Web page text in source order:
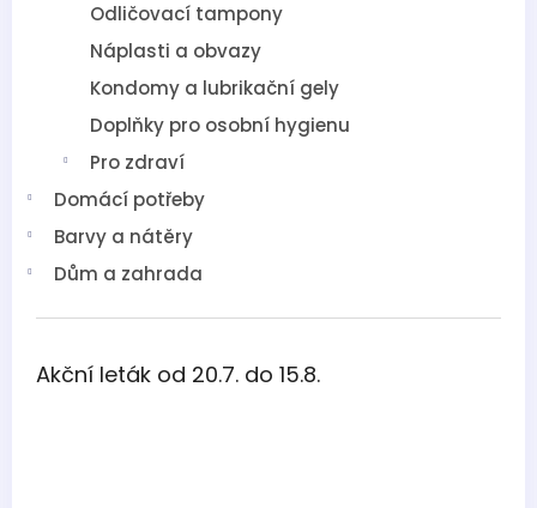
Odličovací tampony
Náplasti a obvazy
Kondomy a lubrikační gely
Doplňky pro osobní hygienu
Pro zdraví
Domácí potřeby
Barvy a nátěry
Dům a zahrada
Akční leták od 20.7. do 15.8.